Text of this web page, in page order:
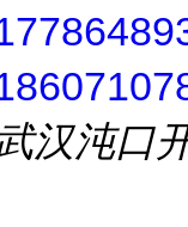
汉沌口